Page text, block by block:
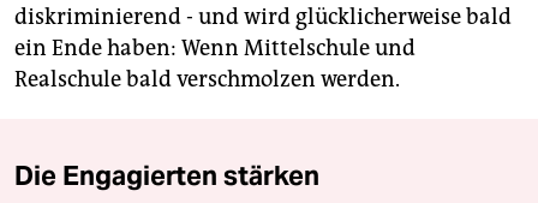
diskriminierend - und wird glücklicherweise bald
ein Ende haben: Wenn Mittelschule und
Realschule bald verschmolzen werden.
Die Engagierten stärken